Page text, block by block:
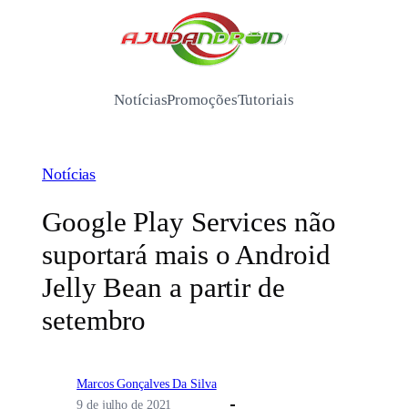
/
NotíciasPromoçõesTutoriais
Notícias
Google Play Services não
suportará mais o Android
Jelly Bean a partir de
setembro
Marcos Gonçalves Da Silva
9 de julho de 2021